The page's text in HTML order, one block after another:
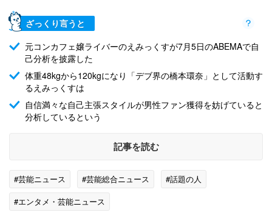
ざっくり言うと
元コンカフェ嬢ライバーのえみっくすが7月5日のABEMAで自
己分析を披露した
体重48kgから120kgになり「デブ界の橋本環奈」として活動す
るえみっくすは
自信満々な自己主張スタイルが男性ファン獲得を妨げていると
分析しているという
記事を読む
#芸能ニュース #芸能総合ニュース
#話題の人
#エンタメ・芸能ニュース